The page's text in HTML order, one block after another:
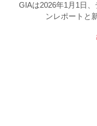
GIAは2026年1月1日
ンレポートと